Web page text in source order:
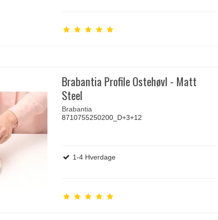
Brabantia Profile Ostehøvl - Matt
Steel
Brabantia
8710755250200_D+3+12
1-4 Hverdage